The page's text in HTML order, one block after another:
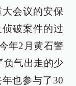
会议的安保
破案件的过
年2月黄石警
负气出走的少
也参与了30